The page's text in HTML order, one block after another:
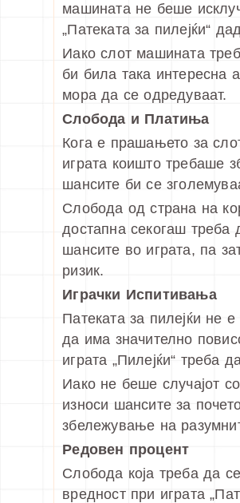
машината не беше
„Патеката за пилејќи“
Иако слот машината
би била така интересна
мора да се одредуваат.
Слобода и Платиња
Кога е прашањето за
играта коишто требаше
шансите би се
Слобода од страна на
достапна секогаш
шансите во играта, па
ризик.
Играчки Испитивања
Патеката за пилејќи не
да има значително
играта „Пилејќи“ треба
Иако не беше случајот
износи шансите за
збележување на
Редовен процент
Слобода која треба да
вредност при играта